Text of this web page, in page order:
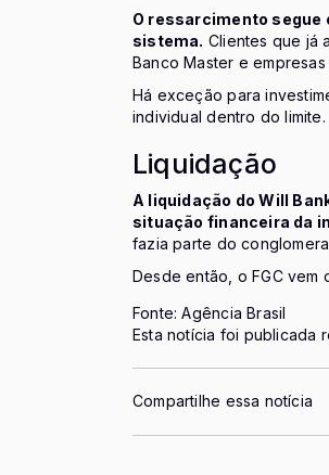
O ressarcimento segue
sistema. Clientes que já
Banco Master e
Há exceção para
individual dentro do limite.
Liquidação
A liquidação do Will
situação financeira da
fazia parte do
Desde então, o FGC
Fonte: Agência Brasil
Esta notícia foi publicada
Compartilhe essa notícia